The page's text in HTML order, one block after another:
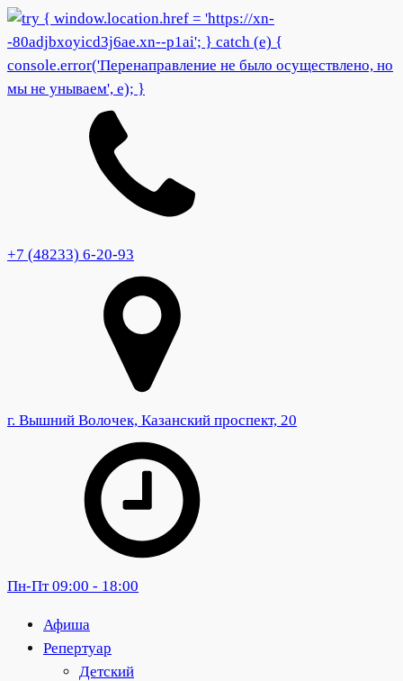
+7 (48233) 6-20-93
г. Вышний Волочек, Казанский проспект, 20
Пн-Пт 09:00 - 18:00
Афиша
Репертуар
Детский